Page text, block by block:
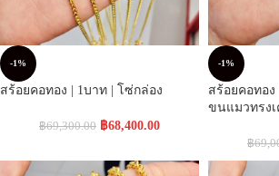
-1%
สร้อยคอทอง | 1บาท | โซ่กล่อง
฿69,300.00 ฿68,400.00
-1%
สร้อยคอทอ
ขนแมวทรงเ
฿